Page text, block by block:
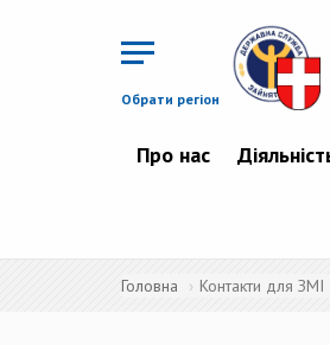
Обрати регіон
Про нас
Головна Контакти для ЗМІ